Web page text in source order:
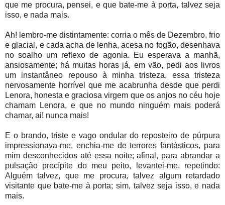
que me procura, pensei, e que bate-me à porta, talvez seja
isso, e nada mais.
Ah! lembro-me distintamente: corria o mês de Dezembro, frio
e glacial, e cada acha de lenha, acesa no fogão, desenhava
no soalho um reflexo de agonia. Eu esperava a manhã,
ansiosamente; há muitas horas já, em vão, pedi aos livros
um instantâneo repouso à minha tristeza, essa tristeza
nervosamente horrível que me acabrunha desde que perdi
Lenora, honesta e graciosa virgem que os anjos no céu hoje
chamam Lenora, e que no mundo ninguém mais poderá
chamar, ai! nunca mais!
E o brando, triste e vago ondular do reposteiro de púrpura
impressionava-me, enchia-me de terrores fantásticos, para
mim desconhecidos até essa noite; afinal, para abrandar a
pulsação precípite do meu peito, levantei-me, repetindo:
Alguém talvez, que me procura, talvez algum retardado
visitante que bate-me à porta; sim, talvez seja isso, e nada
mais.